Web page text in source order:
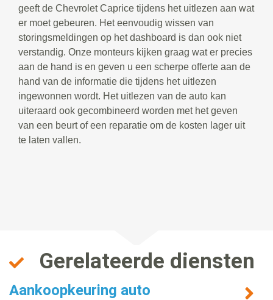
geeft de Chevrolet Caprice tijdens het uitlezen aan wat
er moet gebeuren. Het eenvoudig wissen van
storingsmeldingen op het dashboard is dan ook niet
verstandig. Onze monteurs kijken graag wat er precies
aan de hand is en geven u een scherpe offerte aan de
hand van de informatie die tijdens het uitlezen
ingewonnen wordt. Het uitlezen van de auto kan
uiteraard ook gecombineerd worden met het geven
van een beurt of een reparatie om de kosten lager uit
te laten vallen.
Gerelateerde diensten
Aankoopkeuring auto